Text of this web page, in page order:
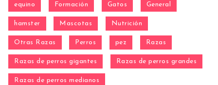
equino Formación Gatos General
hamster Mascotas Nutrición
Otras Razas Perros pez Razas
Razas de perros gigantes Razas de perros grandes
Razas de perros medianos